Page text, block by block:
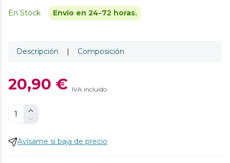
En Stock Envío en 24-72 horas.
Descripción | Composición
20,90 € IVA incluido
Avísame si baja de precio